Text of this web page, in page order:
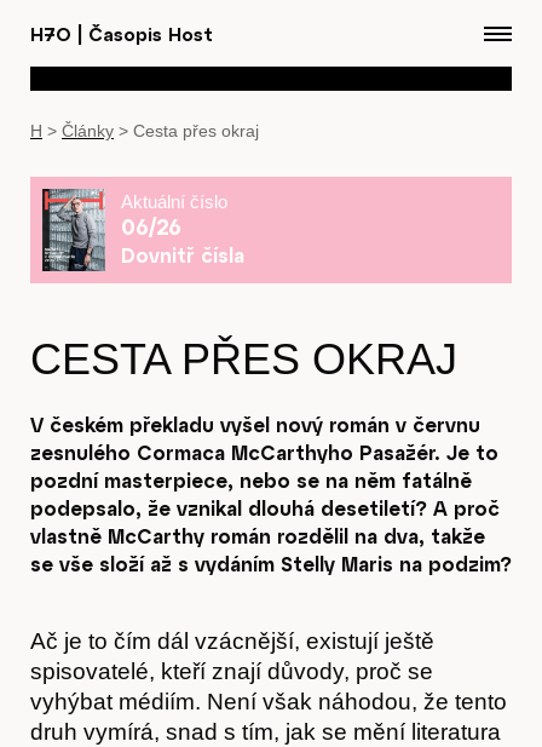
H7O Časopis Host
H > Články > Cesta přes okraj
Aktuální číslo
06/26
Dovnitř čísla
CESTA PŘES OKRAJ
V českém překladu vyšel nový román v červnu
zesnulého Cormaca McCarthyho Pasažér. Je to
pozdní masterpiece, nebo se na něm fatálně
podepsalo, že vznikal dlouhá desetiletí? A proč
vlastně McCarthy román rozdělil na dva, takže
se vše složí až s vydáním Stelly Maris na podzim?
Ač je to čím dál vzácnější, existují ještě
spisovatelé, kteří znají důvody, proč se
vyhýbat médiím. Není však náhodou, že tento
druh vymírá, snad s tím, jak se mění literatura